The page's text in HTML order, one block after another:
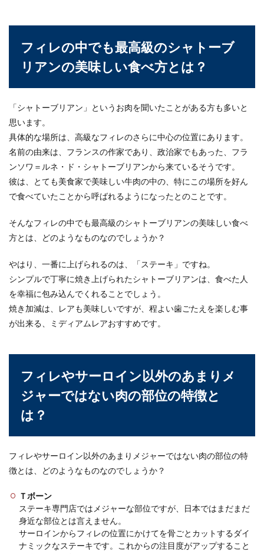
フィレの中でも最高級のシャトーブ
リアンの美味しい食べ方とは？
「シャトーブリアン」というお肉を聞いたことがある方も多いと
思います。
具体的な場所は、高級なフィレのさらに中心の位置にあります。
名前の由来は、フランスの作家であり、政治家でもあった、フラ
ンソワ＝ルネ・ド・シャトーブリアンから来ているそうです。
彼は、とても美食家で美味しい牛肉の中の、特にこの場所を好ん
で食べていたことから呼ばれるようになったとのことです。
そんなフィレの中でも最高級のシャトーブリアンの美味しい食べ
方とは、どのようなものなのでしょうか？
やはり、一番に上げられるのは、「ステーキ」ですね。
シンプルで丁寧に焼き上げられたシャトーブリアンは、食べた人
を幸福に包み込んでくれることでしょう。
焼き加減は、レアも美味しいですが、程よい歯ごたえを楽しむ事
が出来る、ミディアムレアおすすめです。
フィレやサーロイン以外のあまりメ
ジャーではない肉の部位の特徴と
は？
フィレやサーロイン以外のあまりメジャーではない肉の部位の特
徴とは、どのようなものなのでしょうか？
Ｔボーン
ステーキ専門店ではメジャーな部位ですが、日本ではまだまだ
身近な部位とは言えません。
サーロインからフィレの位置にかけてを骨ごとカットするダイ
ナミックなステーキです。これからの注目度がアップすること